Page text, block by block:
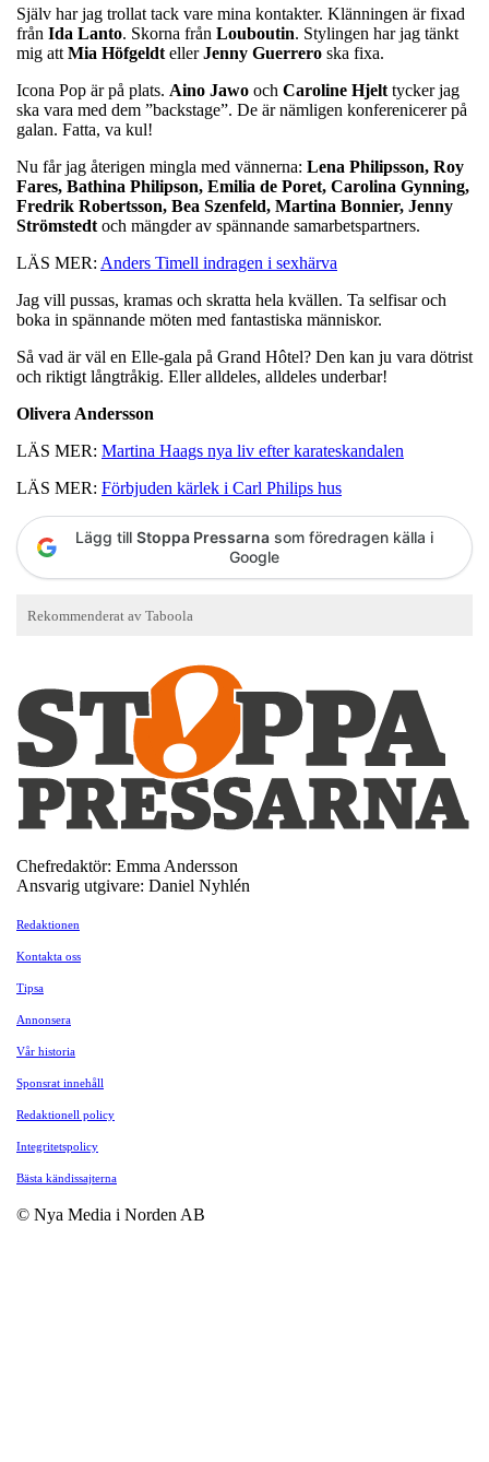
Själv har jag trollat tack vare mina kontakter. Klänningen är fixad
från Ida Lanto. Skorna från Louboutin. Stylingen har jag tänkt
mig att Mia Höfgeldt ellerJenny Guerrero ska fixa.
Icona Pop är på plats. Aino Jawo och Caroline Hjelt tycker jag
ska vara med dem ”backstage”. De är nämligen konferenicerer på
galan. Fatta, va kul!
Nu får jag återigen mingla med vännerna: Lena Philipsson, Roy
Fares, Bathina Philipson, Emilia de Poret, Carolina Gynning,
Fredrik Robertsson, Bea Szenfeld, Martina Bonnier, Jenny
Strömstedt och mängder av spännande samarbetspartners.
LÄS MER: Anders Timell indragen i sexhärva
Jag vill pussas, kramas och skratta hela kvällen. Ta selfisar och
boka in spännande möten med fantastiska människor.
Så vad är väl en Elle-gala på Grand Hôtel? Den kan ju vara dötrist
och riktigt långtråkig. Eller alldeles, alldeles underbar!
Olivera Andersson
LÄS MER: Martina Haags nya liv efter karateskandalen
LÄS MER: Förbjuden kärlek i Carl Philips hus
Lägg till Stoppa Pressarna som föredragen källa i
Google
Chefredaktör: Emma Andersson
Ansvarig utgivare: Daniel Nyhlén
Redaktionen
Kontakta oss
Tipsa
Annonsera
Vår historia
Sponsrat innehåll
Redaktionell policy
Integritetspolicy
Bästa kändissajterna
© Nya Media i Norden AB